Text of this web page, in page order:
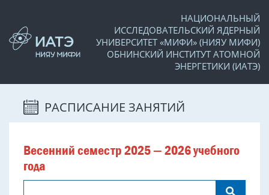
НАЦИОНАЛЬНЫЙ
ИССЛЕДОВАТЕЛЬСКИЙ ЯДЕРНЫЙ
УНИВЕРСИТЕТ «МИФИ» (НИЯУ МИФИ)
ОБНИНСКИЙ ИНСТИТУТ АТОМНОЙ
ЭНЕРГЕТИКИ (ИАТЭ)
РАСПИСАНИЕ ЗАНЯТИЙ
Весенний семестр 2025 — 2026 учебного
года